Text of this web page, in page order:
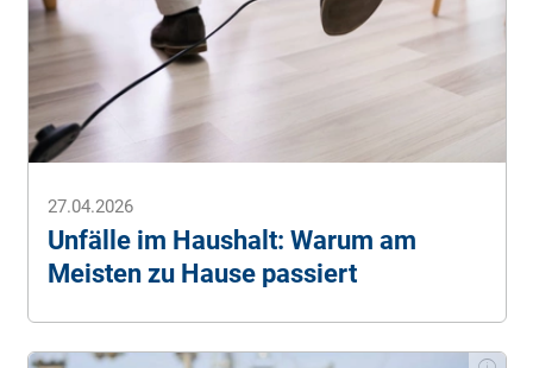
27.04.2026
Unfälle im Haushalt: Warum am
Meisten zu Hause passiert